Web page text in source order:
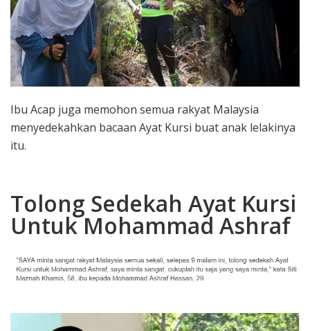
Ibu Acap juga memohon semua rakyat Malaysia
menyedekahkan bacaan Ayat Kursi buat anak lelakinya
itu.
Tolong Sedekah Ayat Kursi
Untuk Mohammad Ashraf